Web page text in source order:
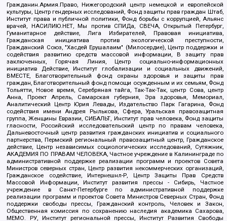
Гражданин.Армия.Право, Нижегородский центр немецкой и европейской
культуры, Центр гендерных исследований, Фонд защиты прав граждан Штаб,
Институт права и публичной политики, Фонд борьбы с коррупцией, Альянс
врачей, НАСИЛИЮ.НЕТ, Мы против СПИДа, СВЕЧА, Открытый Петербург,
Гуманитарное действие, Лига Избирателей, Правовая инициатива,
Гражданская инициатива против экологической преступности,
Гражданский Союз, "Хасдей Ерушалаим" (Милосердие), Центр поддержки и
содействия развитию средств массовой информации, В защиту прав
заключенных, Горячая Линия, Центр социально-информационных
инициатив Действие, Институт глобализации и социальных движений,
ВМЕСТЕ, Благотворительный фонд охраны здоровья и защиты прав
граждан, Благотворительный фонд помощи осужденным и их семьям, Фонд
Тольятти, Новое время, Серебряная тайга, Так-Так-Так, центр Сова, центр
Анна, Проект Апрель, Самарская губерния, Эра здоровья, Мемориал,
Аналитический Центр Юрия Левады, Издательство Парк Гагарина, Фонд
содействия имени Андрея Рылькова, Сфера, Уральская правозащитная
группа, Женщины Евразии, СИБАЛЬТ, Институт прав человека, Фонд защиты
гласности, Российский исследовательский центр по правам человека,
Дальневосточный центр развития гражданских инициатив и социального
партнерства, Пермский региональный правозащитный центр, Гражданское
действие, Центр независимых социологических исследований, Сутяжник,
АКАДЕМИЯ ПО ПРАВАМ ЧЕЛОВЕКА, Частное учреждение в Калининграде по
административной поддержке реализации программ и проектов Совета
Министров северных стран, Центр развития некоммерческих организаций,
Гражданское содействие, Интернешнл-Р, Центр Защиты Прав Средств
Массовой Информации, Институт развития прессы - Сибирь, Частное
учреждение в Санкт-Петербурге по административной поддержке
реализации программ и проектов Совета Министров Северных Стран, Фонд
поддержки свободы прессы, Гражданский контроль, Человек и Закон,
Общественная комиссия по сохранению наследия академика Сахарова,
МЕМО. РУ, Институт региональной прессы, Институт Развития Свободы